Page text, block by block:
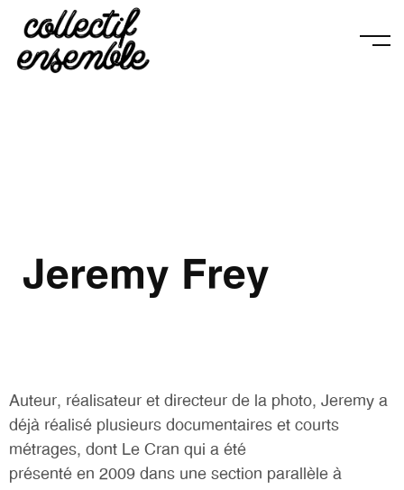
Jeremy Frey
Auteur, réalisateur et directeur de la photo, Jeremy a
déjà réalisé plusieurs documentaires et courts
métrages, dont Le Cran qui a été
présenté en 2009 dans une section parallèle à